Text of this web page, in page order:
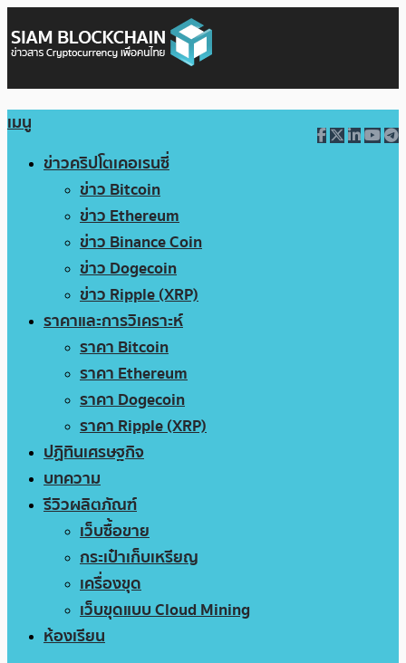
เมนู
ข่าวคริปโตเคอเรนซี่
ข่าว Bitcoin
ข่าว Ethereum
ข่าว Binance Coin
ข่าว Dogecoin
ข่าว Ripple (XRP)
ราคาและการวิเคราะห์
ราคา Bitcoin
ราคา Ethereum
ราคา Dogecoin
ราคา Ripple (XRP)
ปฏิทินเศรษฐกิจ
บทความ
รีวิวผลิตภัณฑ์
เว็บซื้อขาย
กระเป๋าเก็บเหรียญ
เครื่องขุด
เว็บขุดแบบ Cloud Mining
ห้องเรียน